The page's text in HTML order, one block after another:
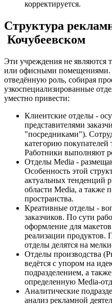
корректируется.
Структура
Кочубеевском
Эти учреждения не
или офисными помещениями.
отведённую роль, собирая
узкоспециализированные
уместно привести:
Клиентские отделы -
представителями
"посредниками").
категорию покупателей
Работники выполняют
Отделы Media -
Особенность этой
актуальных тенденций
области Media, а также
пространства.
Креативные отделы -
заказчиков. По сути
оформление для
реализации продуктов.
отделы делятся на
Отделы производства
ведётся с упором на
подразделением, а
определенную Media-
Аналитические
анализ рекламной